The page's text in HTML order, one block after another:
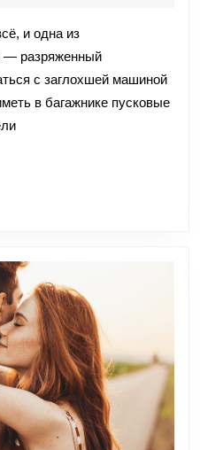
и одна из
— разряженный
с заглохшей машиной
в багажнике пусковые